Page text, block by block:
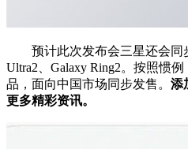
预计此次发布会三星还会同步
Ultra2、Galaxy Ring2。按照惯
品，面向中国市场同步发售。 添
更多精彩资讯。